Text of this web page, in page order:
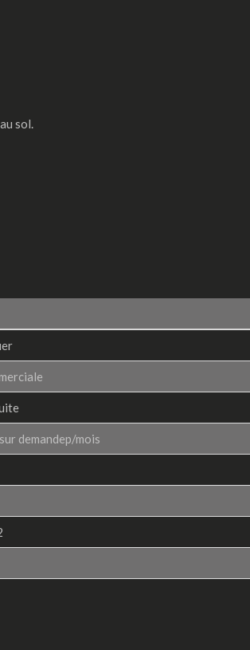
sol.
demandep/mois